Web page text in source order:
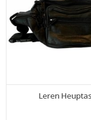
Leren Heuptas